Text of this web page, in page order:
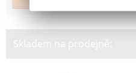
Skladem na prodejně: